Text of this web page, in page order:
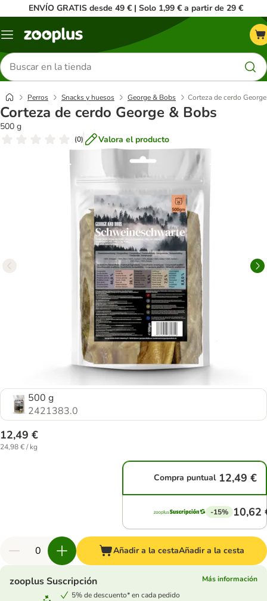
ENVÍO GRATIS desde 49 € | Solo 1,99 € a partir de 29 €
Menú
Buscar
productos
Perros Snacks y huesos George & Bobs Corteza de cerdo
Corteza de cerdo George & Bobs
500 g
(0) Valora el producto
500 g
2421383.0
12,49 €
24,98 € / kg
Compra puntual 12,49 €
-15% 10,62
Añadir a la cestaAñadir a la cesta
zooplus Suscripción
Más información
5% de descuento* en cada pedido